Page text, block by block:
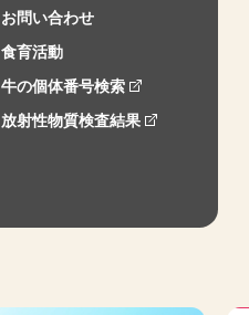
お問い合わせ
食育活動
牛の個体番号検索
放射性物質検査結果